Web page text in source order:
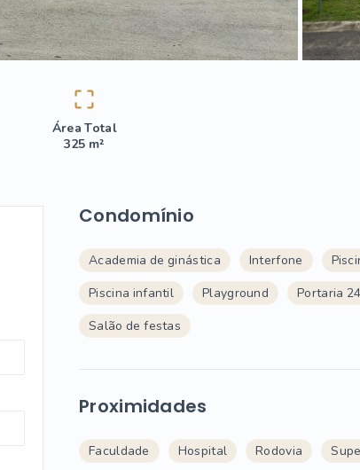
Área Total
325 m²
Condomínio
Academia de ginástica Interfone
Piscina infantil
Playground Portaria
Salão de festas
Proximidades
Faculdade Hospital Rodovia